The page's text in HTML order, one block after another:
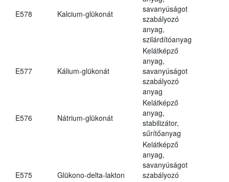
E578 Kalcium-glükonát
savanyúságot
szabályozó
anyag,
szilárdítóanyag
E577 Kálium-glükonát
Kelátképző
anyag,
savanyúságot
szabályozó
anyag
E576 Nátrium-glükonát
Kelátképző
anyag,
stabilizátor,
sűrítőanyag
E575 Glükono-delta-lakton
Kelátképző
anyag,
savanyúságot
szabályozó